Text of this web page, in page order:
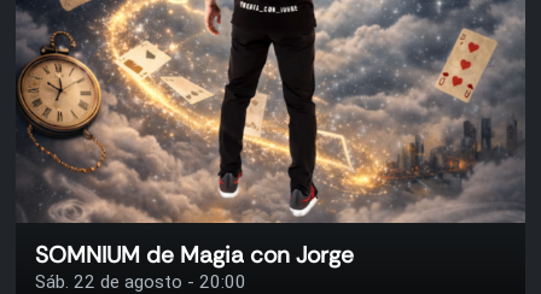
SOMNIUM de Magia con Jorge
Sáb. 22 de agosto - 20:00